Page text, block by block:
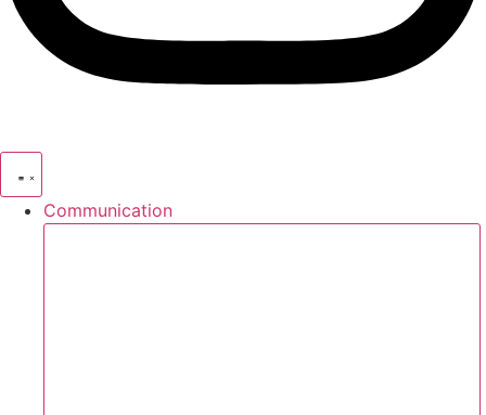
Communication